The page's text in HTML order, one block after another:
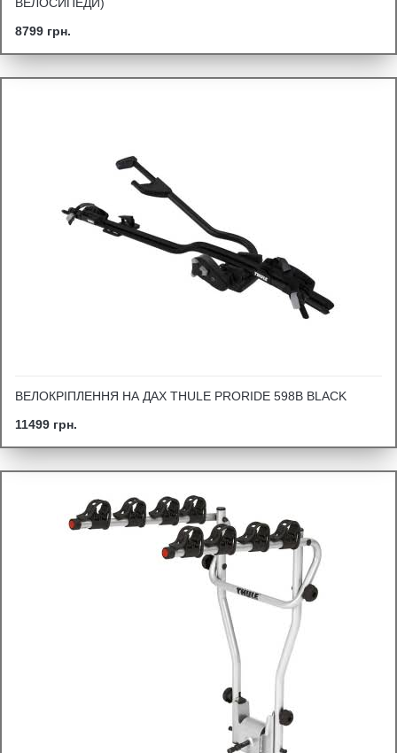
ВЕЛОСИПЕДИ)
8799 грн.
ВЕЛОКРІПЛЕННЯ НА ДАХ THULE PRORIDE 598B BLACK
11499 грн.